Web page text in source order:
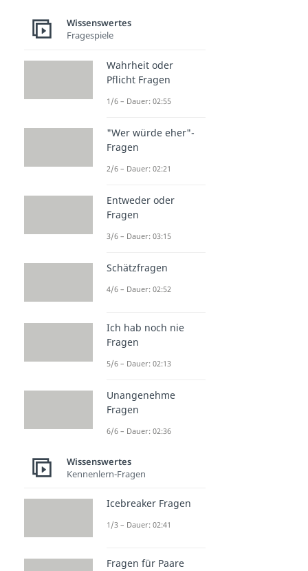
Wissenswertes
Fragespiele
Wahrheit oder
Pflicht Fragen
1/6 – Dauer: 02:55
"Wer würde eher"-
Fragen
2/6 – Dauer: 02:21
Entweder oder
Fragen
3/6 – Dauer: 03:15
Schätzfragen
4/6 – Dauer: 02:52
Ich hab noch nie
Fragen
5/6 – Dauer: 02:13
Unangenehme
Fragen
6/6 – Dauer: 02:36
Wissenswertes
Kennenlern-Fragen
Icebreaker Fragen
1/3 – Dauer: 02:41
Fragen für Paare